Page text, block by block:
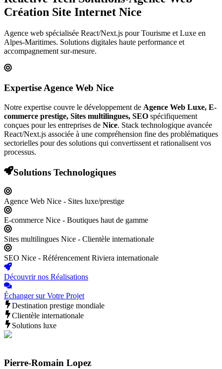
Création Site Internet Nice
Agence web spécialisée React/Next.js pourTourisme et Luxe en
Alpes-Maritimes. Solutions digitales haute performance et
accompagnement sur-mesure.
Expertise Agence Web Nice
Notre expertise couvre le développement de Agence Web Luxe, E-
commerce prestige, Sites multilingues, SEO spécifiquement
conçues pour les entreprises de Nice. Stack technologique avancée
React/Next.js associée à une compréhension fine des problématiques
sectorielles pour des solutions qui convertissent et rationalisent vos
processus.
Solutions Technologiques
Agence Web Nice - Sites luxe/prestige
E-commerce Nice - Boutiques haut de gamme
Sites multilingues Nice - Clientèle internationale
SEO Nice - Référencement Riviera internationale
Découvrir nos Réalisations
Échanger sur Votre Projet
Destination prestige mondiale
Clientèle internationale
Solutions luxe
Pierre-Romain Lopez